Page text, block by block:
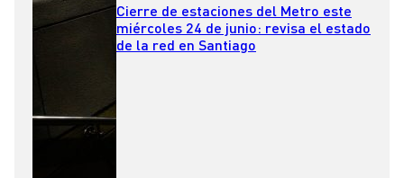
Cierre de estaciones del Metro este
miércoles 24 de junio: revisa el estado
de la red en Santiago